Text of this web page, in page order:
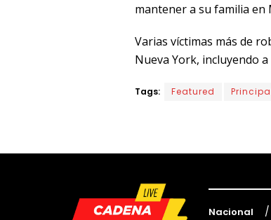
mantener a su familia en
Varias víctimas más de
Nueva York, incluyendo
Tags: Featured
Nacional